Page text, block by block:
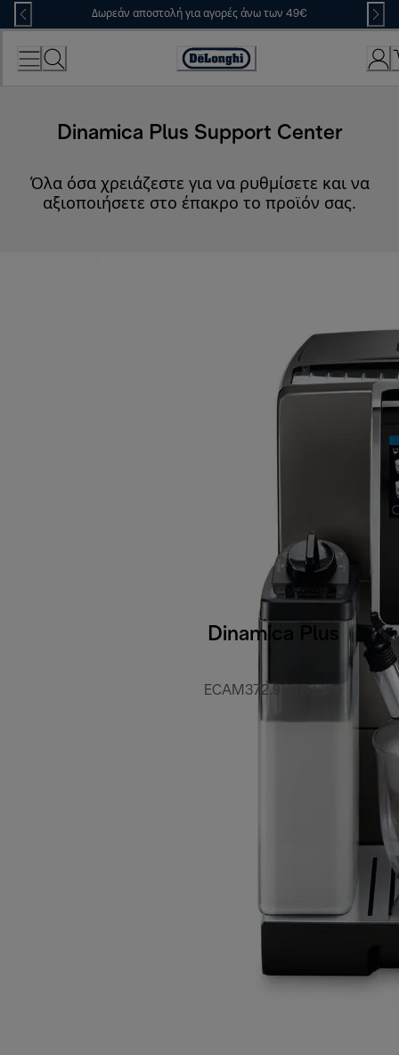
Skip
to
Content
Δωρεάν αποστολή για αγορές άνω των 49€
Accessibility
Dinamica Plus Support Center
Όλα όσα χρειάζεστε για να ρυθμίσετε και να
αξιοποιήσετε στο έπακρο το προϊόν σας.
Dinamica Plus
ECAM372.95.TB EX:4